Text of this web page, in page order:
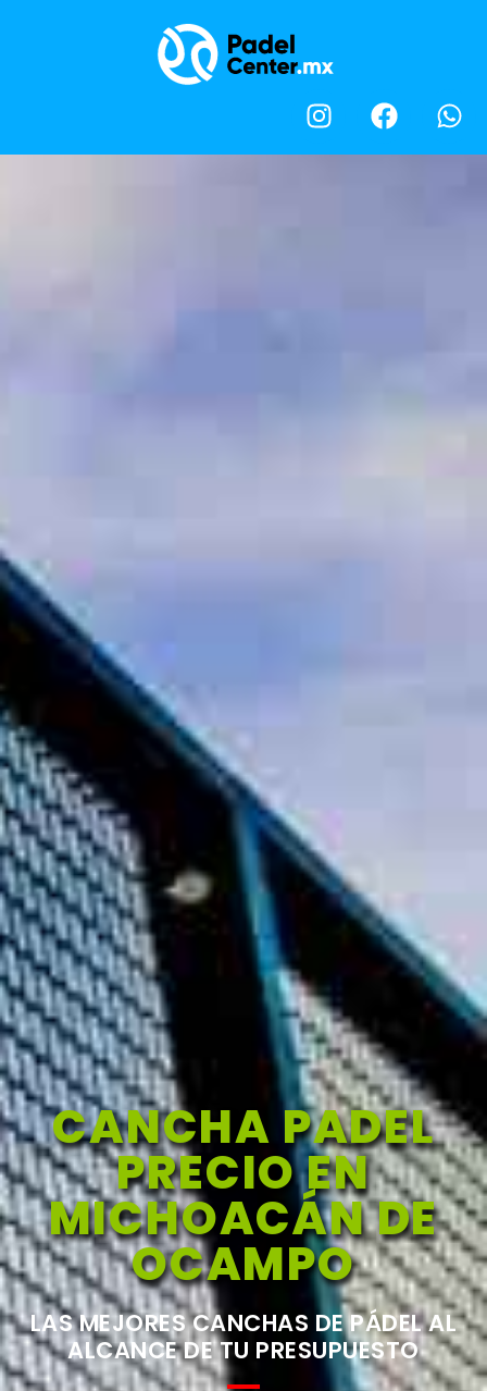
CANCHA PADEL
PRECIO EN
MICHOACÁN DE
OCAMPO
LAS MEJORES CANCHAS DE PÁDEL AL
ALCANCE DE TU PRESUPUESTO